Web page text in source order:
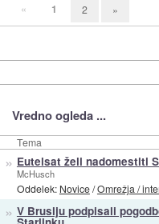
« 1 2 »
Vredno ogleda ...
Tema
» Eutelsat želi nadomestiti
McHusch
Oddelek: Novice/Omrežja /
» V Bruslju podpisali